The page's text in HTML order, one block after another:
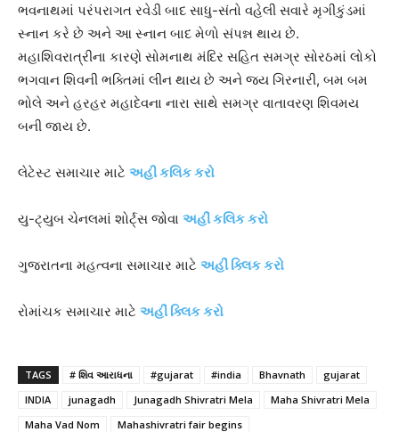
ભવનાથમાં પરંપરાગત રવેડી બાદ સાધુ-સંતો વહેલી સવારે મૃગીકુંડમાં
સ્નાન કરે છે અને આ સ્નાન બાદ મેળો સંપન્ન થાય છે.
મહાશિવરાત્રીના કારણે સોમનાથ મંદિર સહિત સમગ્ર સોરઠમાં લોકો
ભગવાન શિવની ભક્તિમાં લીન થાય છે અને જય ગિરનારી, બમ બમ
ભોલે અને હરહર મહાદેવના નારા સાથે સમગ્ર વાતાવરણ શિવમય
બની જાય છે.
લેટેસ્ટ સમાચાર માટે અહી કલિક કરો
યુ-ટ્યુબ ચેનલમાં શોર્ટ્સ જોવા અહીં કલિક કરો
ગુજરાતના મહત્વના સમાચાર માટે અહીં ક્લિક કરો
રોમાંચક સમાચાર માટે અહીં ક્લિક કરો
TAGS # શિવ આરાધના #gujarat #india Bhavnath
gujarat
INDIA
junagadh Junagadh Shivratri Mela
Maha Shivratri Mela
Maha Vad Nom
Mahashivratri fair begins